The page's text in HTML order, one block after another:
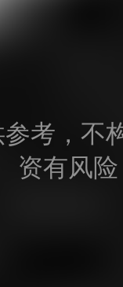
考，不
资有风